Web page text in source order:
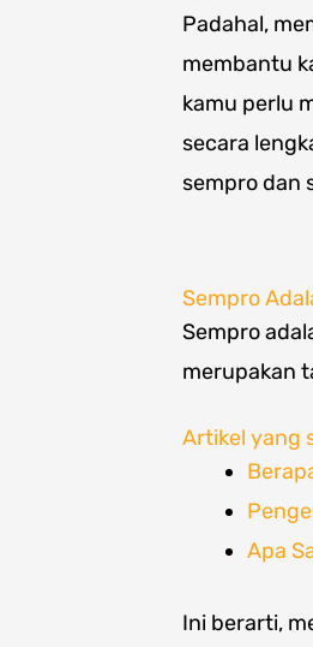
Padahal,
membantu
kamu perlu
secara
sempro dan
Sempro
Sempro
merupakan
Artikel yang
Apa
Ini berarti,